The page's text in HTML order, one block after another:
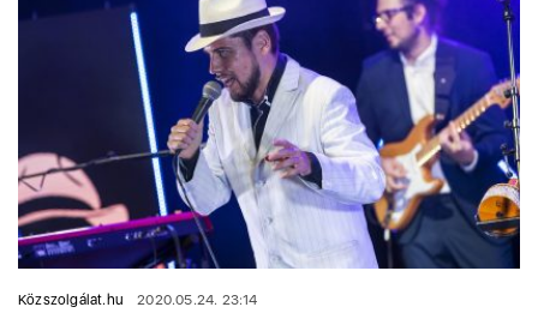
Közszolgálat.hu 2020.05.24. 23:14